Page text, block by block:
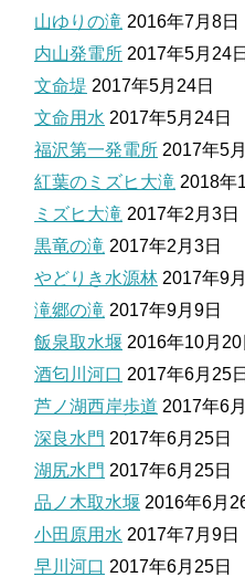
山ゆりの滝 2016年7月8日
内山発電所 2017年5月24日
文命堤 2017年5月24日
文命用水 2017年5月24日
福沢第一発電所 2017年5
紅葉のミズヒ大滝 2018年
ミズヒ大滝 2017年2月3日
黒竜の滝 2017年2月3日
やどりき水源林 2017年9
滝郷の滝 2017年9月9日
飯泉取水堰 2016年10月20
酒匂川河口 2017年6月25日
芦ノ湖西岸歩道 2017年6
深良水門 2017年6月25日
湖尻水門 2017年6月25日
品ノ木取水堰 2016年6月
小田原用水 2017年7月9日
早川河口 2017年6月25日